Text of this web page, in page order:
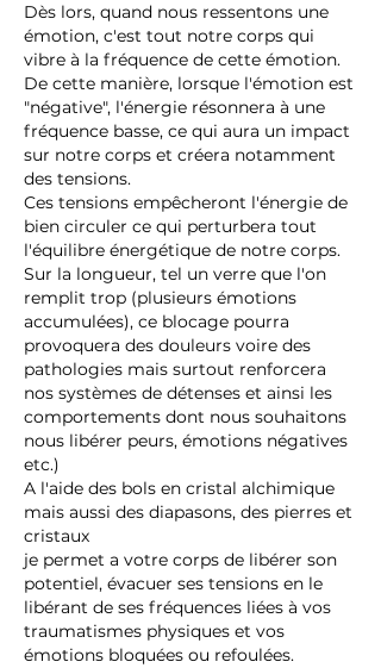
Dès lors, quand nous ressentons une
émotion, c'est tout notre corps qui
vibre à la fréquence de cette émotion.
De cette manière, lorsque l'émotion est
"négative", l'énergie résonnera à une
fréquence basse, ce qui aura un impact
sur notre corps et créera notamment
des tensions.
Ces tensions empêcheront l'énergie de
bien circuler ce qui perturbera tout
l'équilibre énergétique de notre corps.
Sur la longueur, tel un verre que l'on
remplit trop (plusieurs émotions
accumulées), ce blocage pourra
provoquera des douleurs voire des
pathologies mais surtout renforcera
nos systèmes de détenses et ainsi les
comportements dont nous souhaitons
nous libérer peurs, émotions négatives
etc.)
A l'aide des bols en cristal alchimique
mais aussi des diapasons, des pierres et
cristaux
je permet a votre corps de libérer son
potentiel, évacuer ses tensions en le
libérant de ses fréquences liées à vos
traumatismes physiques et vos
émotions bloquées ou refoulées.